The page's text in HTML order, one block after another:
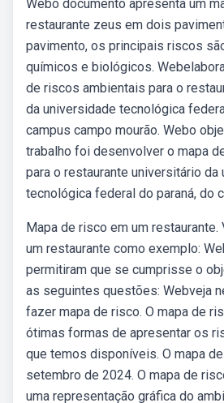
Webo documento apresenta um
restaurante zeus em dois
pavimento, os principais riscos
químicos e biológicos.
de riscos ambientais para o
da universidade tecnológica
campus campo mourão. Webo
trabalho foi desenvolver o mapa
para o restaurante universitário da
tecnológica federal do paraná, do
Mapa de risco em um
um restaurante como exemplo:
permitiram que se cumprisse o
as seguintes questões: Webveja
fazer mapa de risco. O mapa de
ótimas formas de apresentar os
que temos disponíveis. O mapa
setembro de 2024. O mapa de
uma representação gráfica do